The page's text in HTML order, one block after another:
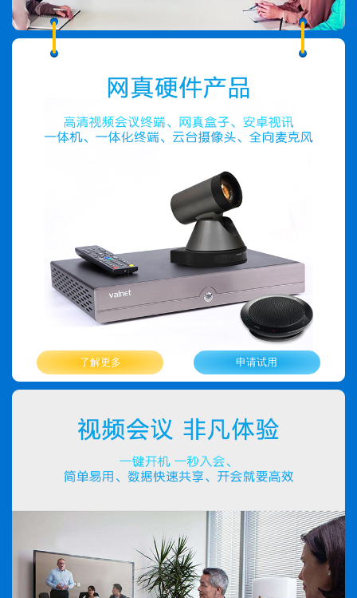
了解更多 申请试用